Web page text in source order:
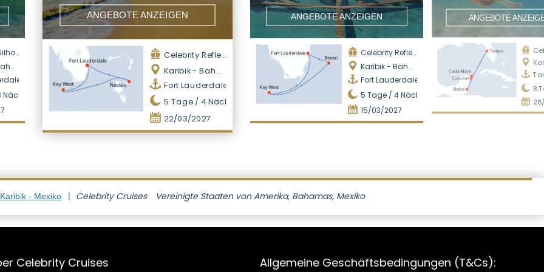
Nächte
ANGEBOTE ANZEIGEN
Celebrity Reflection
Karibik - Bahamas
Fort Lauderdale
5 Tage / 4Nächte
22/03/2027
ANGEBOTE ANZEIGEN
Celebrity Reflection
Karibik - Bahamas
Fort Lauderdale
5 Tage /4Nächte
15/03/2027
ANGEBOTE
8
- Mexiko Celebrity Cruises Vereinigte Staaten von Amerika, Bahamas, Mexiko
Celebrity Cruises Allgemeine Geschäftsbedingungen (T&Cs):